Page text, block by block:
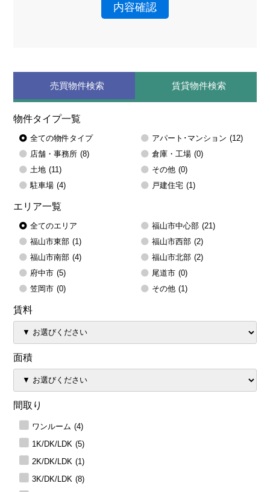
内容確認
売買物件検索 賃貸物件検索
物件タイプ一覧
全ての物件タイプ アパート･マンション (12)
店舗・事務所 (8) 倉庫・工場 (0)
土地 (11) その他 (0)
駐車場 (4) 戸建住宅 (1)
エリア一覧
全てのエリア
福山市東部 (1) 福山市西部 (2)
福山市南部 (4) 福山市北部 (2)
福山市中心部 (21)
府中市 (5) 尾道市 (0)
笠岡市 (0) その他 (1)
賃料
面積
間取り
ワンルーム (4)
1K/DK/LDK (5)
2K/DK/LDK (1)
3K/DK/LDK (8)